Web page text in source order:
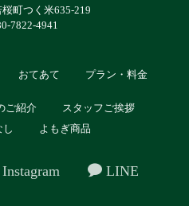
町つく米635-219
7822-4941
おてあて プラン・料金
ご紹介
スタッフご挨拶
し
よもぎ商品
Instagram LINE